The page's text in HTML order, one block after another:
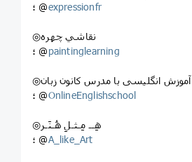
؛ @expressionfr
◎نقاشي چهره
؛ @paintinglearning
◎آموزش انگلیسی با مدرس کانون زبان
؛ @OnlineEnglishschool
◎هِــ مِـثـلِ هُـنَـر
؛ @A_like_Art